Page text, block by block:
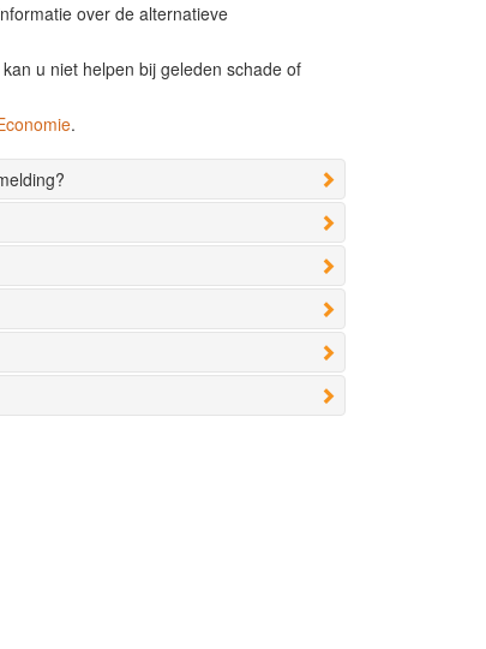
over de alternatieve
u niet helpen bij geleden schade of
.